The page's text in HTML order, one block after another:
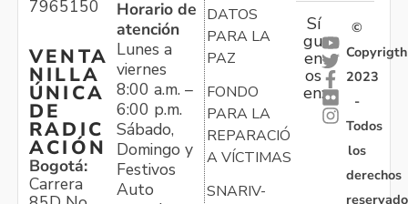
7965150
VENTA
NILLA
ÚNICA
DE
RADIC
ACIÓN
Bogotá:
Carrera
Horario de
atención
Lunes a
viernes
8:00 a.m. –
6:00 p.m.
Sábado,
Domingo y
Festivos
Auto
DATOS
PARA LA
PAZ
FONDO
PARA LA
REPARACIÓN
A VÍCTIMAS
SNARIV-
Sí
gu
en
os
en:
©
Copyrigth
2023
-
Todos
los
derechos